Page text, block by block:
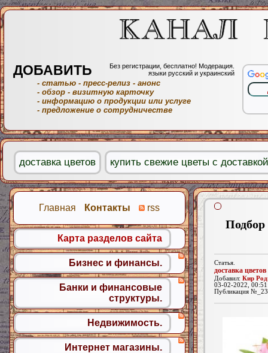
Подбор
Статья.
доставка цветов
Добавил: Кир
03-02-2022,
Публикация
Главная Контакты rss
Карта разделов сайта
Бизнес и финансы.
Банки и финансовые
структуры.
Недвижимость.
Интернет магазины.
ДОБАВИТЬ
Без регистрации, бесплатно! Модерация.
языки русский и украинский
- статью - пресс-релиз - анонс
- обзор - визитную карточку
- информацию о продукции или услуге
- предложение о сотрудничестве
доставка цветов купить свежие цветы с доставкой